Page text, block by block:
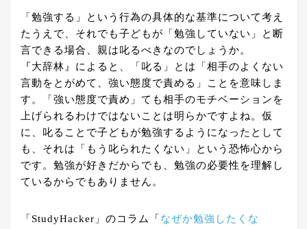
「勉強する」という行為の具体的な基準について考え
たうえで、それでも子どもが「勉強していない」と断
言できる場合、親は叱るべきなのでしょうか。
『大辞林』によると、「叱る」とは「相手のよくない
言動をとがめて、強い態度で責める」ことを意味しま
す。「強い態度で責め」ても相手のモチベーションを
上げられるわけではないことは明らかですよね。仮
に、叱ることで子どもが勉強するようになったとして
も、それは「もう叱られたくない」という恐怖心から
です。勉強が好きだからでも、勉強の必要性を理解し
ているからでもありません。
「StudyHacker」のコラム「 なぜか勉強したくな